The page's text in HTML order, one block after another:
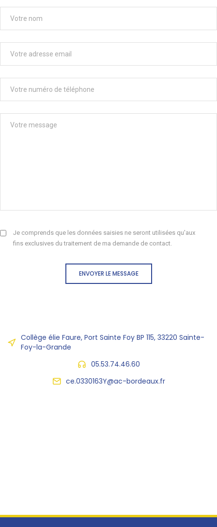
Je comprends que les données saisies ne seront utilisées qu'aux
fins exclusives du traitement de ma demande de contact.
ENVOYER LE MESSAGE
Collège élie Faure, Port Sainte Foy BP 115, 33220 Sainte-
Foy-la-Grande
05.53.74.46.60
ce.0330163Y@ac-bordeaux.fr